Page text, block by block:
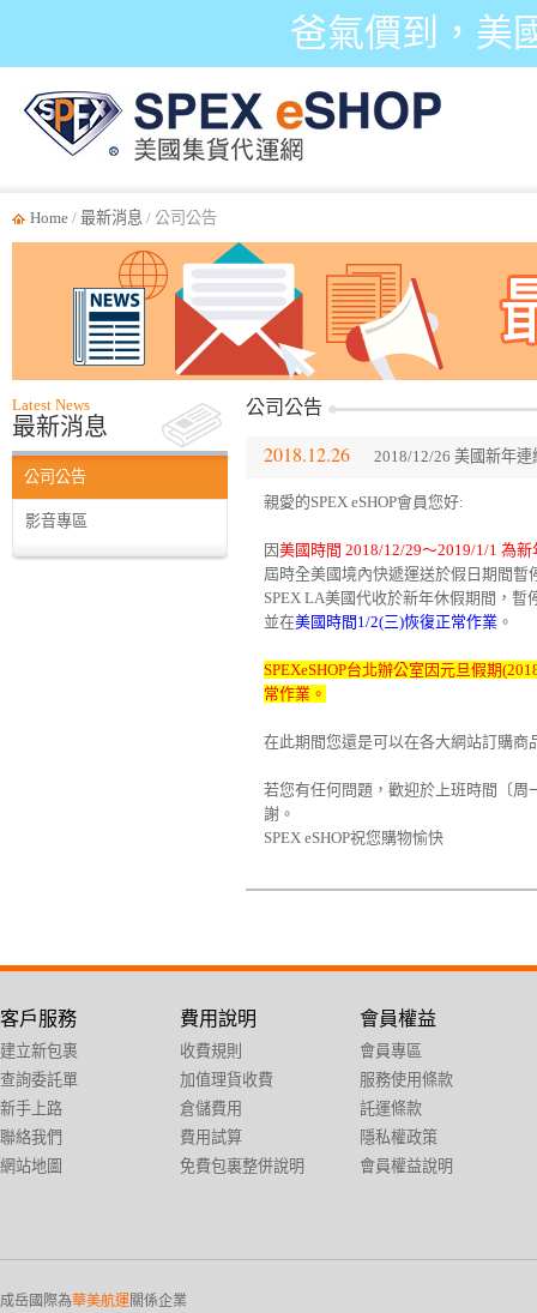
爸氣價到，美
Home / 最新消息 / 公司公告
Latest News
最新消息
公司公告
影音專區
公司公告
2018.12.26 2018/12/26 美國新年
親愛的SPEX eSHOP會員您好:
因美國時間 2018/12/29～2019/1/1 為
屆時全美國境內快遞運送於假日期間暫
SPEX LA美國代收於新年休假期間，
並在美國時間1/2(三)恢復正常作業 。
SPEXeSHOP台北辦公室因元旦假期
常作業。
在此期間您還是可以在各大網站訂購商
若您有任何問題，歡迎於上班時間〔周
謝。
SPEX eSHOP祝您購物愉快
客戶服務
建立新包裹
查詢委託單
新手上路
聯絡我們
網站地圖
費用說明
收費規則
加值理貨收費
倉儲費用
費用試算
免費包裏整併說明
會員權益
會員專區
服務使用條款
託運條款
隱私權政策
會員權益說明
成岳國際為華美航運關係企業